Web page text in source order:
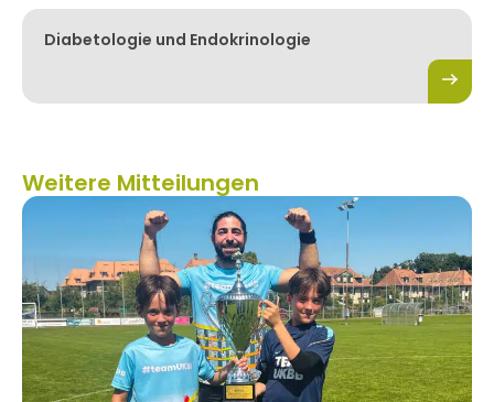
Diabetologie und Endokrinologie
Weitere Mitteilungen